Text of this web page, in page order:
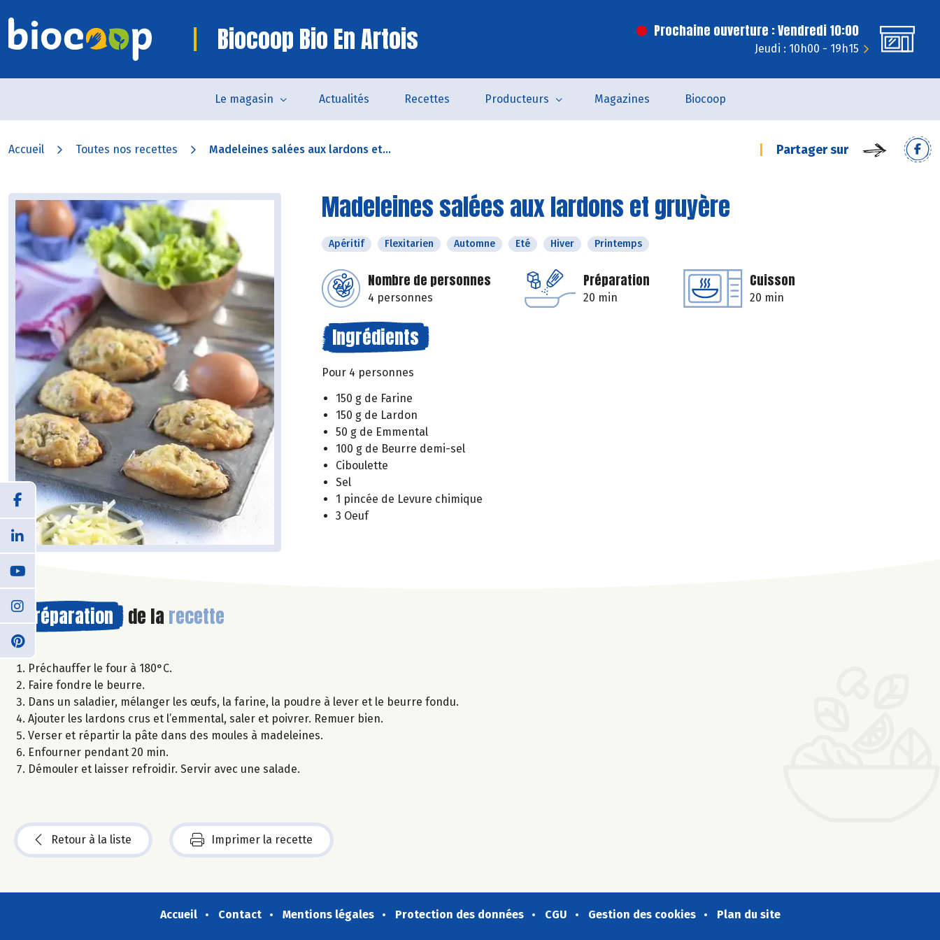
Biocoop Bio En Artois Prochaine ouverture : Vendredi 10:00
Jeudi : 10h00 - 19h15
Le magasin Actualités Recettes Producteurs Magazines Biocoop
Accueil Toutes nos recettes Madeleines salées aux lardons et... Partager sur
Madeleines salées aux lardons et gruyère
Apéritif Flexitarien Automne Eté Hiver Printemps
Nombre de personnes
4 personnes
Préparation
20 min
Cuisson
20 min
Ingrédients
Pour 4 personnes
150 g de Farine
150 g de Lardon
50 g de Emmental
100 g de Beurre demi-sel
Ciboulette
Sel
1 pincée de Levure chimique
3 Oeuf
Préparation de la recette
Préchauffer le four à 180°C.
Faire fondre le beurre.
Dans un saladier, mélanger les œufs, la farine, la poudre à lever et le beurre fondu.
Ajouter les lardons crus et l’emmental, saler et poivrer. Remuer bien.
Verser et répartir la pâte dans des moules à madeleines.
Enfourner pendant 20 min.
Démouler et laisser refroidir. Servir avec une salade.
Retour à la liste Imprimer la recette
Accueil Contact Mentions légales Protection des données CGU Gestion des cookies Plan du site